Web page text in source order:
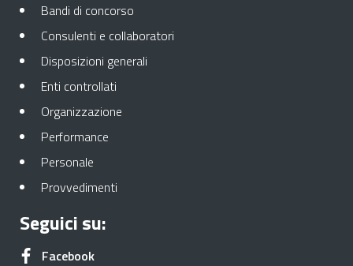
Bandi di concorso
Consulenti e collaboratori
Disposizioni generali
Enti controllati
Organizzazione
Performance
Personale
Provvedimenti
Seguici su:
FacebookApre in una nuova scheda